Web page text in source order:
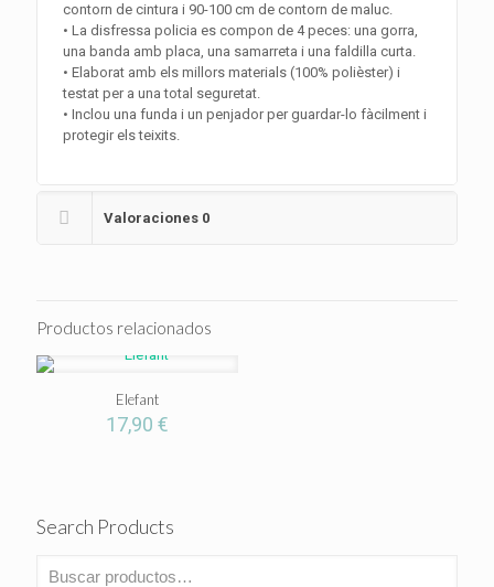
contorn de cintura i 90-100 cm de contorn de maluc.
• La disfressa policia es compon de 4 peces: una gorra,
una banda amb placa, una samarreta i una faldilla curta.
• Elaborat amb els millors materials (100% polièster) i
testat per a una total seguretat.
• Inclou una funda i un penjador per guardar-lo fàcilment i
protegir els teixits.
Valoraciones 0
Productos relacionados
Elefant
17,90€
Search Products